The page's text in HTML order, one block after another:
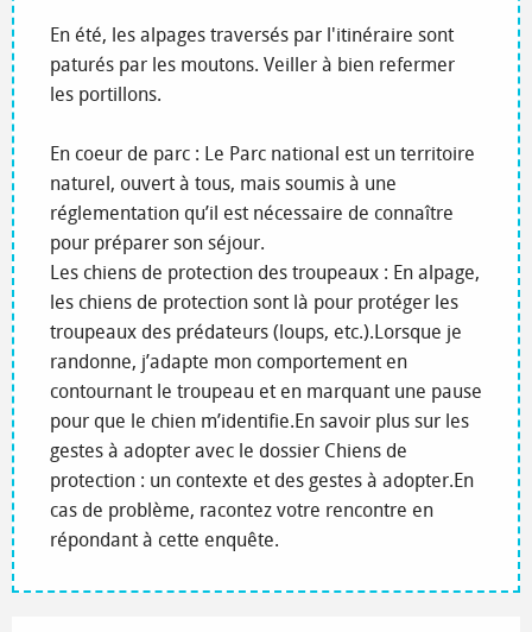
En été, les alpages traversés par l'itinéraire sont
paturés par les moutons. Veiller à bien refermer
les portillons.
En coeur de parc : Le Parc national est un territoire
naturel, ouvert à tous, mais soumis à une
réglementation qu’il est nécessaire de connaître
pour préparer son séjour.
Les chiens de protection des troupeaux : En alpage,
les chiens de protection sont là pour protéger les
troupeaux des prédateurs (loups, etc.).Lorsque je
randonne, j’adapte mon comportement en
contournant le troupeau et en marquant une pause
pour que le chien m’identifie.En savoir plus sur les
gestes à adopter avec le dossier Chiens de
protection : un contexte et des gestes à adopter.En
cas de problème, racontez votre rencontre en
répondant à cette enquête.